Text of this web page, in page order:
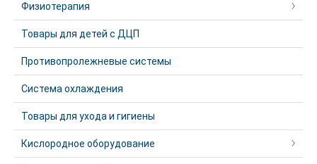
Физиотерапия
Товары для детей с ДЦП
Противопролежневые системы
Система охлаждения
Товары для ухода и гигиены
Кислородное оборудование